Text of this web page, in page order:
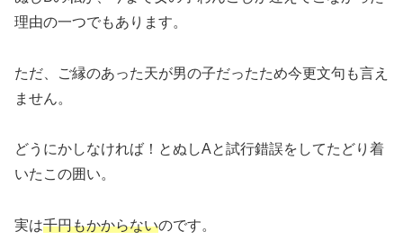
理由の一つでもあります。
ただ、ご縁のあった天が男の子だったため今更文句も言え
ません。
どうにかしなければ！とぬしAと試行錯誤をしてたどり着
いたこの囲い。
実は千円もかからないのです。